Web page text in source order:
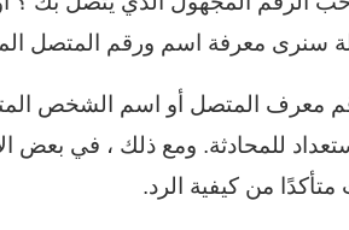
سنرى معرفة اسم ورقم المتصل
معرف المتصل أو اسم الشخص
للمحادثة. ومع ذلك ، في بعض
من كيفية الرد.